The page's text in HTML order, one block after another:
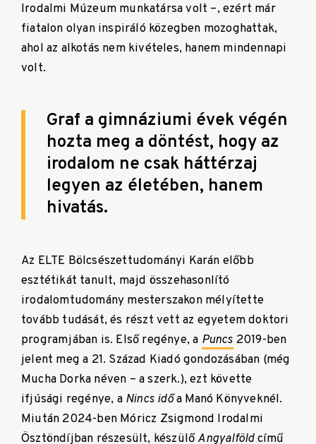
Irodalmi Múzeum munkatársa volt –, ezért már
fiatalon olyan inspiráló közegben mozoghattak,
ahol az alkotás nem kivételes, hanem mindennapi
volt.
Graf a gimnáziumi évek végén
hozta meg a döntést, hogy az
irodalom ne csak háttérzaj
legyen az életében, hanem
hivatás.
Az ELTE Bölcsészettudományi Karán előbb
esztétikát tanult, majd összehasonlító
irodalomtudomány mesterszakon mélyítette
tovább tudását, és részt vett az egyetem doktori
programjában is. Első regénye, a Puncs 2019-ben
jelent meg a 21. Század Kiadó gondozásában (még
Mucha Dorka néven – a szerk.), ezt követte
ifjúsági regénye, a Nincs időa Manó Könyveknél.
Miután 2024-ben Móricz Zsigmond Irodalmi
Ösztöndíjban részesült, készülőAngyalföldcímű